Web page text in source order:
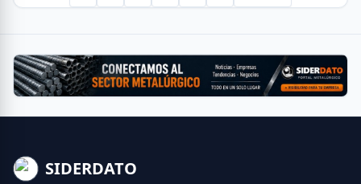
SIDERDATO